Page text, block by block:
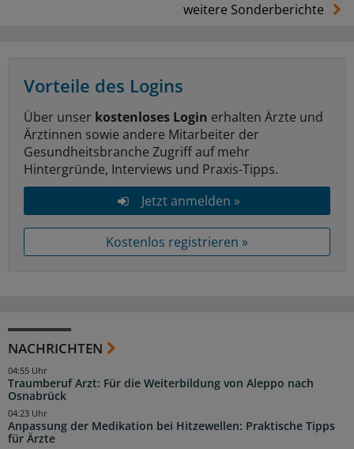
weitere Sonderberichte
Vorteile des Logins
Über unser kostenloses Login erhalten Ärzte und
Ärztinnen sowie andere Mitarbeiter der
Gesundheitsbranche Zugriff auf mehr
Hintergründe, Interviews und Praxis-Tipps.
Jetzt anmelden »
Kostenlos registrieren »
NACHRICHTEN
Traumberuf Arzt: Für die Weiterbildung von Aleppo nach
Osnabrück
04:55 Uhr
Anpassung der Medikation bei Hitzewellen: Praktische Tipps
für Ärzte
04:23 Uhr